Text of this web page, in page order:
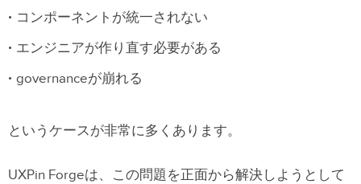
コンポーネントが統一されない
エンジニアが作り直す必要がある
governanceが崩れる
というケースが非常に多くあります。
UXPin Forgeは、この問題を正面から解決しようとして